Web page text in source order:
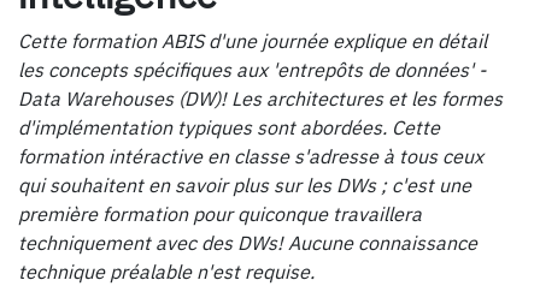
Cette formation ABIS d'une journée explique en détail
les concepts spécifiques aux 'entrepôts de données' -
Data Warehouses (DW)! Les architectures et les formes
d'implémentation typiques sont abordées. Cette
formation intéractive en classe s'adresse à tous ceux
qui souhaitent en savoir plus sur les DWs ; c'est une
première formation pour quiconque travaillera
techniquement avec des DWs! Aucune connaissance
technique préalable n'est requise.